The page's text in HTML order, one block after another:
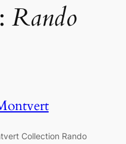
Rando
Collection Rando